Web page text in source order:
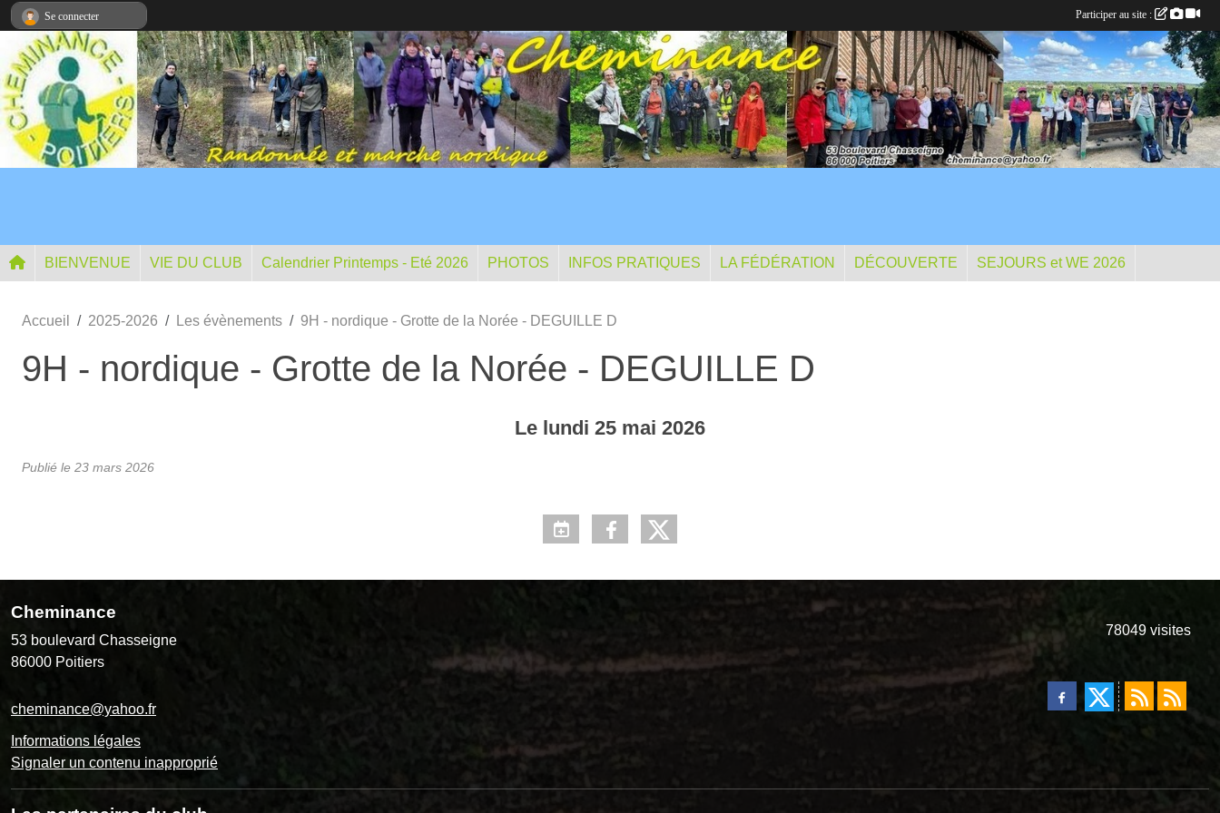
BIENVENUE VIE DU CLUB Calendrier Printemps - Eté 2026 PHOTOS INFOS PRATIQUES LA FÉDÉRATION DÉCOUVERTE SEJOURS et WE 2026
Accueil 2025-2026 Les évènements 9H - nordique - Grotte de la Norée - DEGUILLE D
9H - nordique - Grotte de la Norée - DEGUILLE D
Le lundi 25 mai 2026
Publié le 23 mars 2026
Cheminance
53 boulevard Chasseigne
86000 Poitiers
cheminance@yahoo.fr
Informations légales
Signaler un contenu inapproprié
78049 visites
Se connecter Participer au site :
Panneau de gestion des cookies